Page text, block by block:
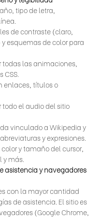
tipo de letra,
de contraste (claro,
esquemas de color para
las animaciones,
enlaces, títulos o
el audio del sitio
vinculado a Wikipedia y
y expresiones.
y tamaño del cursor,
más.
asistencia y navegadores
con la mayor cantidad
de asistencia. El sitio es
(Google Chrome,